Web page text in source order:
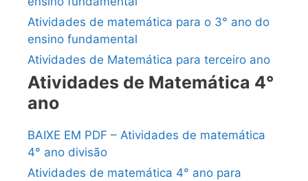
Atividades de matemática para o 3° ano do
ensino fundamental
Atividades de Matemática para terceiro ano
Atividades de Matemática 4°
ano
BAIXE EM PDF – Atividades de matemática
4° ano divisão
Atividades de matemática 4° ano para